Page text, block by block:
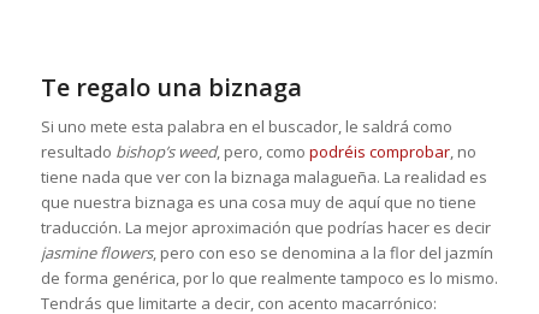
Te regalo una biznaga
Si uno mete esta palabra en el buscador, le saldrá como
resultado bishop’s weed, pero, como podréis comprobar, no
tiene nada que ver con la biznaga malagueña. La realidad es
que nuestra biznaga es una cosa muy de aquí que no tiene
traducción. La mejor aproximación que podrías hacer es decir
jasmine flowers, pero con eso se denomina a la flor del jazmín
de forma genérica, por lo que realmente tampoco es lo mismo.
Tendrás que limitarte a decir, con acento macarrónico: